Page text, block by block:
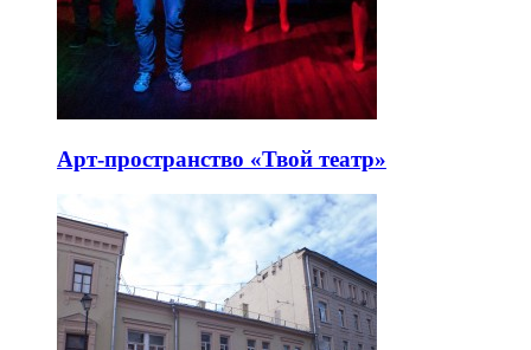
Арт-пространство «Твой театр»